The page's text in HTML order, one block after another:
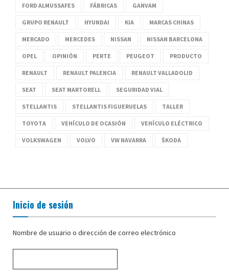
FORD ALMUSSAFES FÁBRICAS GANVAM
GRUPO RENAULT HYUNDAI KIA MARCAS CHINAS
MERCADO MERCEDES NISSAN NISSAN BARCELONA
OPEL OPINIÓN PERTE PEUGEOT PRODUCTO
RENAULT RENAULT PALENCIA RENAULT VALLADOLID
SEAT SEAT MARTORELL SEGURIDAD VIAL
STELLANTIS STELLANTIS FIGUERUELAS TALLER
TOYOTA VEHÍCULO DE OCASIÓN VEHÍCULO ELÉCTRICO
VOLKSWAGEN VOLVO VW NAVARRA ŠKODA
Inicio de sesión
Nombre de usuario o dirección de correo electrónico